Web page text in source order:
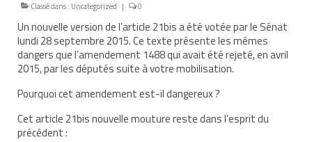
Nous contacter
Nos partenaires
Nos livres
Nos livres adaptés
Soins bucco-dentaires
Classé dans : Uncategorized | 0
Un nouvelle version de l’article 21bis a été votée par le Sénat
lundi 28 septembre 2015. Ce texte présente les mêmes
dangers que l’amendement 1488 qui avait été rejeté, en avril
2015, par les députés suite à votre mobilisation.
Pourquoi cet amendement est-il dangereux ?
Cet article 21bis nouvelle mouture reste dans l’esprit du
précédent :